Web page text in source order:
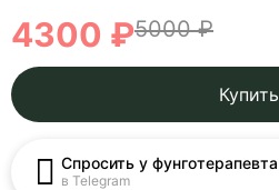
4300 ₽5000 ₽
Купить
Спросить у фунготерапевта
в Telegram